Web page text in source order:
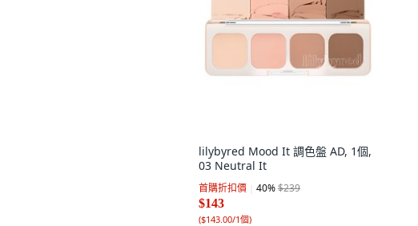
lilybyred Mood It 調色盤 AD, 1個,
03 Neutral It
首購折扣價 40%$239
$143
($143.00/1個)